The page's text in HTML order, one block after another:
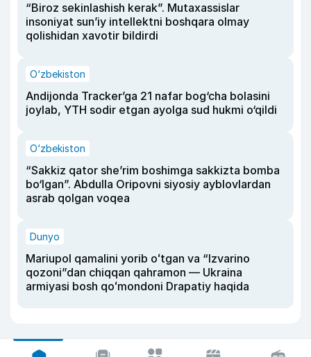
“Biroz sekinlashish kerak”. Mutaxassislar
insoniyat sun’iy intellektni boshqara olmay
qolishidan xavotir bildirdi
O‘zbekiston
Andijonda Tracker’ga 21 nafar bog‘cha bolasini
joylab, YTH sodir etgan ayolga sud hukmi o‘qildi
O‘zbekiston
“Sakkiz qator she’rim boshimga sakkizta bomba
bo‘lgan”. Abdulla Oripovni siyosiy ayblovlardan
asrab qolgan voqea
Dunyo
Mariupol qamalini yorib oʻtgan va “Izvarino
qozoni”dan chiqqan qahramon — Ukraina
armiyasi bosh qoʻmondoni Drapatiy haqida